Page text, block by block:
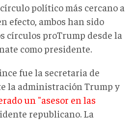
político más cercano a
efecto, ambos han sido
círculos proTrump desde la
como presidente.
fue la secretaria de
la administración Trump y
un "asesor en las
republicano. La